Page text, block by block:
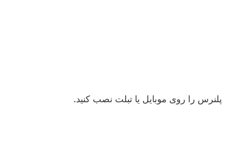
پلنرس را روی موبایل یا تبلت نصب کنید.